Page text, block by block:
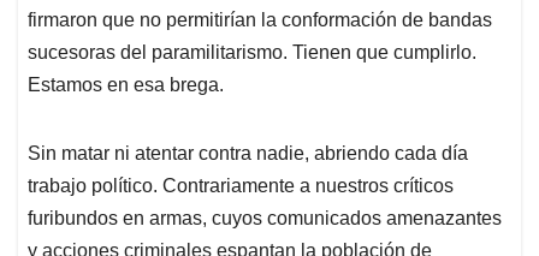
firmaron que no permitirían la conformación de bandas
sucesoras del paramilitarismo. Tienen que cumplirlo.
Estamos en esa brega.
Sin matar ni atentar contra nadie, abriendo cada día
trabajo político. Contrariamente a nuestros críticos
furibundos en armas, cuyos comunicados amenazantes
y acciones criminales espantan la población de